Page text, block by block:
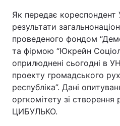
Як передає кореспондент
результати
проведеного фондом
та фірмою “Юкрейн
оприлюднені сьогодні в
проекту громадського
республіка”. Дані
оргкомітету зі
ЦИБУЛЬКО.